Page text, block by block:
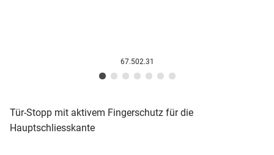
67.502.31
Tür-Stopp mit aktivem Fingerschutz für die
Hauptschliesskante